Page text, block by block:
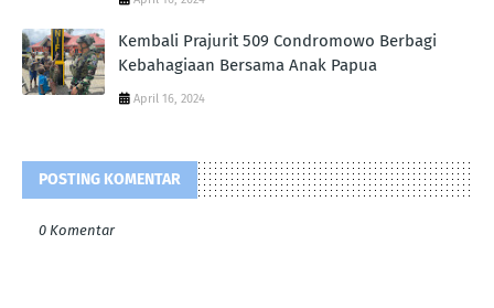
Kembali Prajurit 509 Condromowo Berbagi
Kebahagiaan Bersama Anak Papua
April 16, 2024
POSTING KOMENTAR
0 Komentar